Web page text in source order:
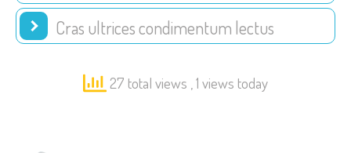
Cras ultrices condimentum lectus
27 total views , 1 views today